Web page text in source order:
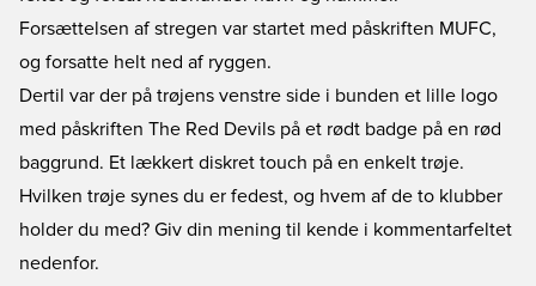
Forsættelsen af stregen var startet med påskriften MUFC,
og forsatte helt ned af ryggen.
Dertil var der på trøjens venstre side i bunden et lille logo
med påskriften The Red Devils på et rødt badge på en rød
baggrund. Et lækkert diskret touch på en enkelt trøje.
Hvilken trøje synes du er fedest, og hvem af de to klubber
holder du med? Giv din mening til kende i kommentarfeltet
nedenfor.